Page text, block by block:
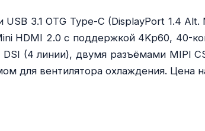
USB 3.1 OTG Type-C (DisplayPort 1.4
HDMI 2.0 с поддержкой 4Kp60, 40-
(4 линии), двумя разъёмами MIPI
для вентилятора охлаждения. Цена